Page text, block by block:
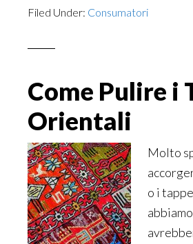
Filed Under: Consumatori
Come Pulire i
Orientali
Molto
o i